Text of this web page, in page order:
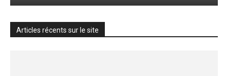
Articles récents sur le site